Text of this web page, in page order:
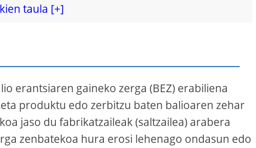
taula [+]
erantsiaren gaineko zerga (BEZ) erabiliena
produktu edo zerbitzu baten balioaren zehar
jaso du fabrikatzaileak (saltzailea) arabera
zenbatekoa hura erosi lehenago ondasun edo